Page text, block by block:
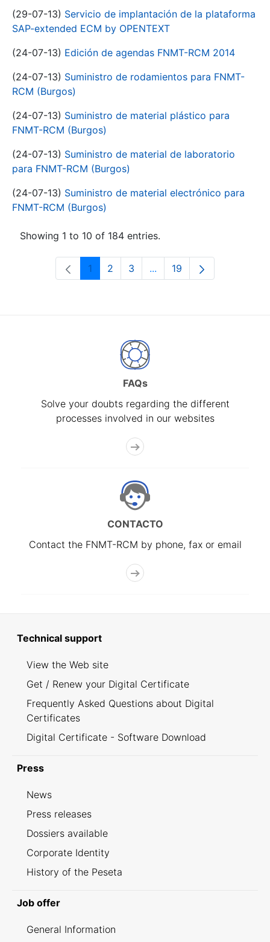
(29-07-13) Servicio de implantación de la plataforma
SAP-extended ECM by OPENTEXT
(24-07-13) Edición de agendas FNMT-RCM 2014
(24-07-13) Suministro de rodamientos para FNMT-
RCM (Burgos)
(24-07-13) Suministro de material plástico para
FNMT-RCM (Burgos)
(24-07-13) Suministro de material de laboratorio
para FNMT-RCM (Burgos)
(24-07-13) Suministro de material electrónico para
FNMT-RCM (Burgos)
Showing 1 to 10 of 184 entries.
Page
1 Page
2 Page
3 ...Intermediate Pages Use
Page
19
FAQs
Solve your doubts regarding the different
processes involved in our websites
CONTACTO
Contact the FNMT-RCM by phone, fax or email
Technical support
View the Web site
Get / Renew your Digital Certificate
Frequently Asked Questions about Digital
Certificates
Digital Certificate - Software Download
Press
News
Press releases
Dossiers available
Corporate Identity
History of the Peseta
Job offer
General Information